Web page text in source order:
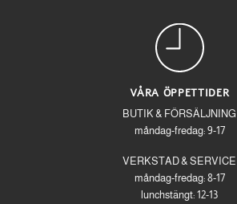
VÅRA ÖPPETTIDER
BUTIK & FÖRSÄLJNING
måndag-fredag: 9-17
VERKSTAD & SERVICE
måndag-fredag: 8-17
lunchstängt: 12-13